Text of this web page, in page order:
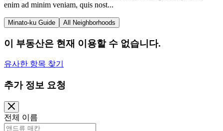
enim ad minim veniam, quis nost...
Minato-ku Guide All Neighborhoods
이 부동산은 현재 이용할 수 없습니다.
유사한 항목 찾기
추가 정보 요청
전체 이름